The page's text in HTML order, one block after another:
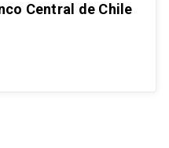
Central de Chile